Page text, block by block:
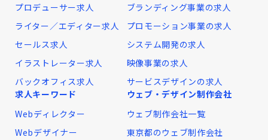
プロデューサー求人
ライター／エディター求人
セールス求人
イラストレーター求人
バックオフィス求人
ブランディング事業の求人
プロモーション事業の求人
システム開発の求人
映像事業の求人
サービスデザインの求人
求人キーワード
Webディレクター
Webデザイナー
ウェブ・デザイン制作会社
ウェブ制作会社一覧
東京都のウェブ制作会社